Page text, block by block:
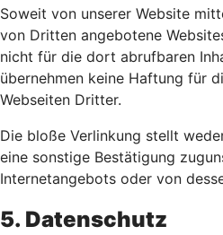
Soweit von unserer Website
von Dritten angebotene
nicht für die dort abrufbaren
übernehmen keine Haftung für
Webseiten Dritter.
Die bloße Verlinkung stellt
eine sonstige Bestätigung
Internetangebots oder von
5. Datenschutz